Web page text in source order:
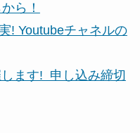
ら！
! Youtubeチャネルの
ます! 申し込み締切